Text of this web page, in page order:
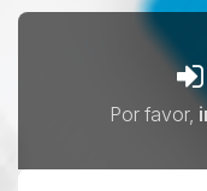
Por favor,